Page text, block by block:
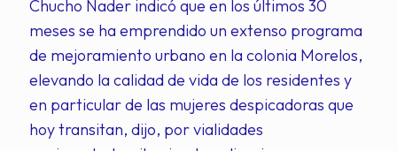
Chucho Nader indicó que en los últimos 30
meses se ha emprendido un extenso programa
de mejoramiento urbano en la colonia Morelos,
elevando la calidad de vida de los residentes y
en particular de las mujeres despicadoras que
hoy transitan, dijo, por vialidades